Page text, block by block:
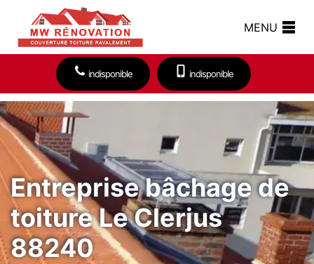
MENU
indisponible indisponible
Entreprise bâchage de
toiture Le Clerjus
88240